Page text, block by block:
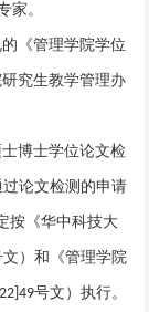
家。
《管理学院学位
究生教学管理办
博士学位论文检
论文检测的申请
按《华中科技大
文）和《管理学院
号文）执行。